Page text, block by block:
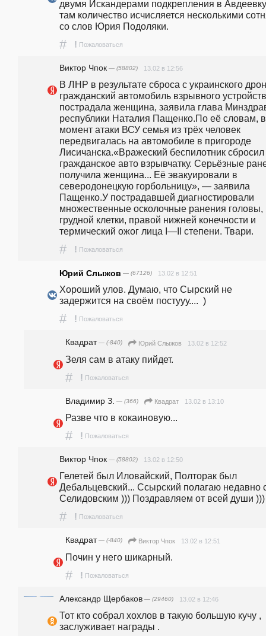
двумя Искандерами подкрепления в
там количество исчисляется несколькими
со слов Юрия Подоляки.
# ! Пожаловаться
Виктор Чпок — (58802) 13.02 в 12:56
В ЛНР в результате сброса с украинского
гражданский автомобиль взрывного
пострадала женщина, заявила глава
республики Наталия Пащенко.По её словам, в
момент атаки ВСУ семья из трёх человек
передвигалась на автомобиле в пригороде
Лисичанска.«Вражеский беспилотник
гражданское авто взрывчатку. Серьёзные
получила женщина... Её эвакуировали в
северодонецкую горбольницу», — заявила
Пащенко.У пострадавшей диагностировали
множественные осколочные ранения головы,
грудной клетки, правой нижней конечности и
термический ожог лица I—II степени. Твари.
# ! Пожаловаться
Юрий Слыжов — (67126) 13.02 в 12:51
Хороший улов. Думаю, что Сырский не
задержится на своём постууу....  )
# ! Пожаловаться
Квадрат— (-840) Юрий Слыжов 13.02 в 12:52
Зеля сам в атаку пийдет.
# ! Пожаловаться
Владимир З. — (366) Квадрат 13.02 в 13:10
Разве что в кокаиновую...
# ! Пожаловаться
Виктор Чпок — (58802) 13.02 в 12:50
Гелетей был Иловайский, Полторак был
Дебальцевский... Ссырский полагаю недавно
Селидовским ))) Поздравляем от всей души )))
# ! Пожаловаться
Квадрат— (-840) Виктор Чпок 13.02 в 12:51
Почин у него шикарный.
# ! Пожаловаться
Александр Щербаков — (29460) 13.02 в 12:46
Тот кто собрал хохлов в такую большую кучу ,
заслуживает награды .